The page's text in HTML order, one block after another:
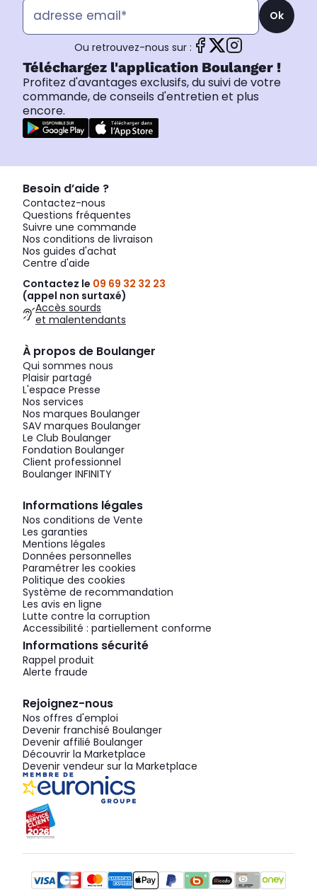
Ok
Ou retrouvez-nous sur :
Téléchargez l'application Boulanger !
Profitez d'avantages exclusifs, du suivi de votre
commande, de conseils d'entretien et plus
encore.
Besoin d’aide ?
Contactez-nous
Questions fréquentes
Suivre une commande
Nos conditions de livraison
Nos guides d'achat
Centre d'aide
Contactez le 09 69 32 32 23
(appel non surtaxé)
Accès sourds
et malentendants
À propos de Boulanger
Qui sommes nous
Plaisir partagé
L'espace Presse
Nos services
Nos marques Boulanger
SAV marques Boulanger
Le Club Boulanger
Fondation Boulanger
Client professionnel
Boulanger INFINITY
Informations légales
Nos conditions de Vente
Les garanties
Mentions légales
Données personnelles
Paramétrer les cookies
Politique des cookies
Système de recommandation
Les avis en ligne
Lutte contre la corruption
Accessibilité : partiellement conforme
Informations sécurité
Rappel produit
Alerte fraude
Rejoignez-nous
Nos offres d'emploi
Devenir franchisé Boulanger
Devenir affilié Boulanger
Découvrir la Marketplace
Devenir vendeur sur la Marketplace